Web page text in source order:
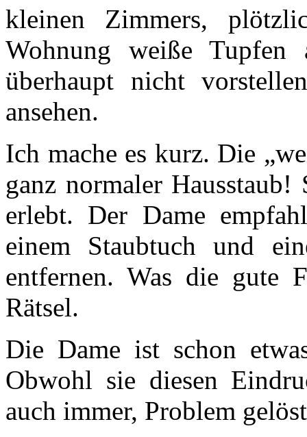
kleinen Zimmers,
Wohnung weiße
überhaupt nicht
ansehen.
Ich mache es kurz. Die
ganz normaler
erlebt. Der Dame
einem Staubtuch und
entfernen. Was die gute
Rätsel.
Die Dame ist schon
Obwohl sie diesen
auch immer, Problem